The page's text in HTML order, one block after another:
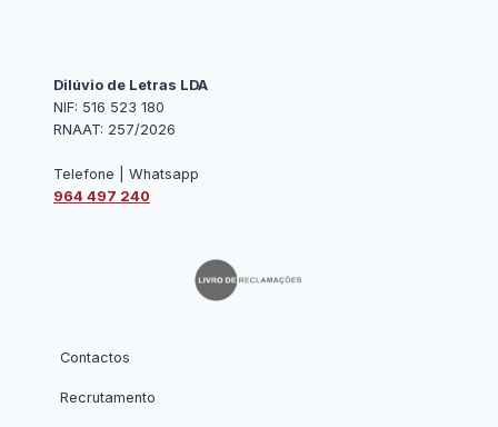
Dilúvio de Letras LDA
NIF: 516 523 180
RNAAT: 257/2026
Telefone | Whatsapp
964 497 240
Contactos
Recrutamento